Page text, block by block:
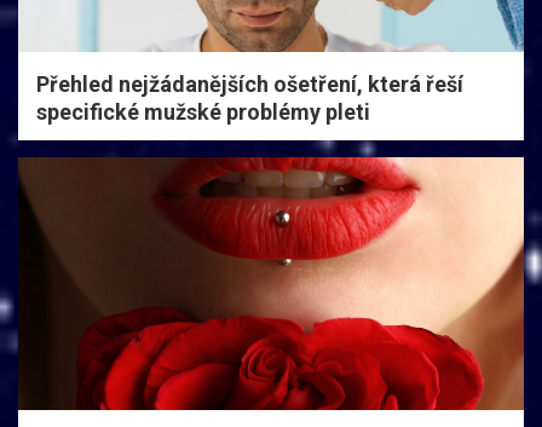
Přehled nejžádanějších ošetření, která řeší
specifické mužské problémy pleti